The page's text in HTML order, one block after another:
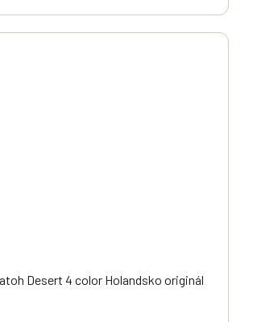
Desert 4 color Holandsko originál